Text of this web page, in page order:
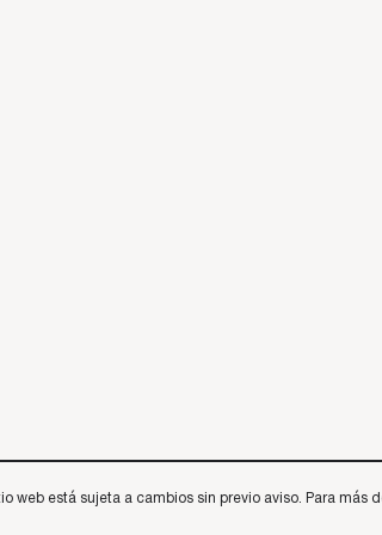
está sujeta a cambios sin previo aviso. Para